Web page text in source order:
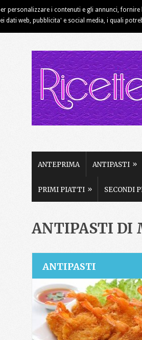
HOME CHI SIAMO
ANTEPRIMA ANTIPASTI »
PRIMI PIATTI » SECONDI
ANTIPASTI DI
ANTIPASTI
personalizzare i contenuti e gli annunci,
dati web, pubblicita' e social media, i quali